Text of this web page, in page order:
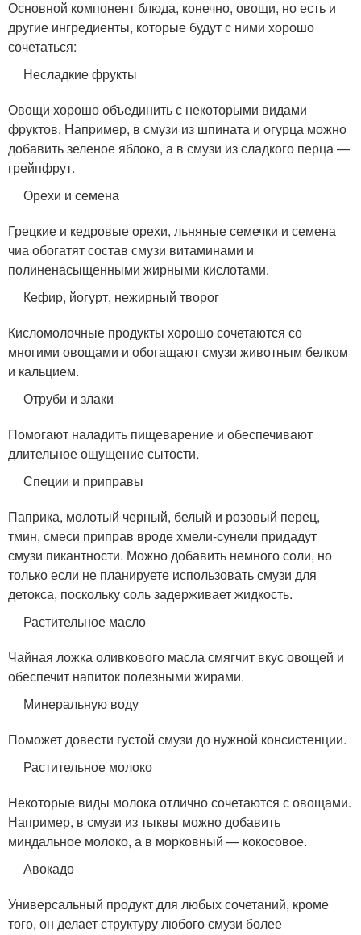
Основной компонент блюда, конечно, овощи, но есть и
другие ингредиенты, которые будут с ними хорошо
сочетаться:
Несладкие фрукты
Овощи хорошо объединить с некоторыми видами
фруктов. Например, в смузи из шпината и огурца можно
добавить зеленое яблоко, а в смузи из сладкого перца —
грейпфрут.
Орехи и семена
Грецкие и кедровые орехи, льняные семечки и семена
чиа обогатят состав смузи витаминами и
полиненасыщенными жирными кислотами.
Кефир, йогурт, нежирный творог
Кисломолочные продукты хорошо сочетаются со
многими овощами и обогащают смузи животным белком
и кальцием.
Отруби и злаки
Помогают наладить пищеварение и обеспечивают
длительное ощущение сытости.
Специи и приправы
Паприка, молотый черный, белый и розовый перец,
тмин, смеси приправ вроде хмели-сунели придадут
смузи пикантности. Можно добавить немного соли, но
только если не планируете использовать смузи для
детокса, поскольку соль задерживает жидкость.
Растительное масло
Чайная ложка оливкового масла смягчит вкус овощей и
обеспечит напиток полезными жирами.
Минеральную воду
Поможет довести густой смузи до нужной консистенции.
Растительное молоко
Некоторые виды молока отлично сочетаются с овощами.
Например, в смузи из тыквы можно добавить
миндальное молоко, а в морковный — кокосовое.
Авокадо
Универсальный продукт для любых сочетаний, кроме
того, он делает структуру любого смузи более